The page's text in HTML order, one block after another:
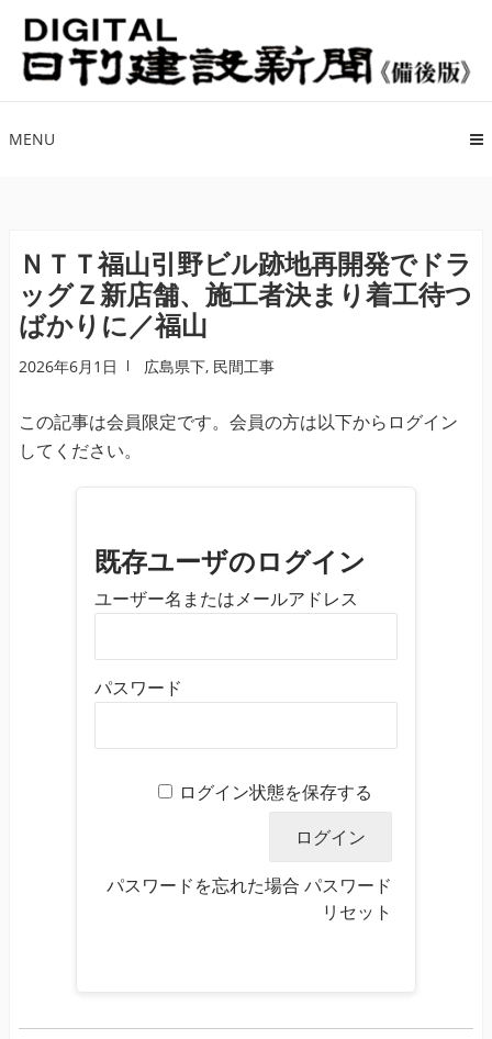
ナ
ビ
ゲ
シ
プ
コ
ン
テ
ツ
MENU
ＮＴＴ福山引野ビル跡地再開発でドラ
ッグＺ新店舗、施工者決まり着工待つ
ばかりに／福山
2026年6月1日 広島県下, 民間工事
この記事は会員限定です。会員の方は以下からログイン
してください。
既存ユーザのログイン
ユーザー名またはメールアドレス
パスワード
ログイン状態を保存する
パスワードを忘れた場合 パスワード
リセット